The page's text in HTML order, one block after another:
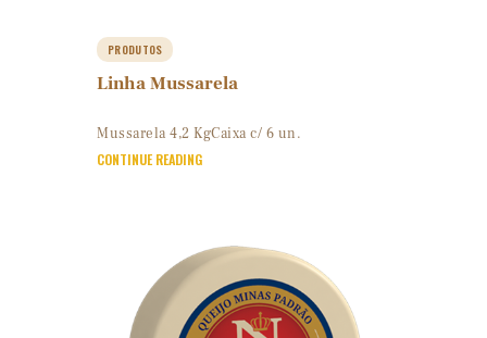
PRODUTOS
Linha Mussarela
Mussarela 4,2 KgCaixa c/ 6 un.
CONTINUE READING